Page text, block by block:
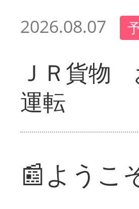
2026.08.07
ＪＲ貨物
運転
📰ようこ